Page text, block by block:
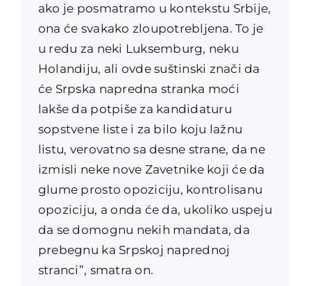
ako je posmatramo u kontekstu Srbije,
ona će svakako zloupotrebljena. To je
u redu za neki Luksemburg, neku
Holandiju, ali ovde suštinski znači da
će Srpska napredna stranka moći
lakše da potpiše za kandidaturu
sopstvene liste i za bilo koju lažnu
listu, verovatno sa desne strane, da ne
izmisli neke nove Zavetnike koji će da
glume prosto opoziciju, kontrolisanu
opoziciju, a onda će da, ukoliko uspeju
da se domognu nekih mandata, da
prebegnu ka Srpskoj naprednoj
stranci”, smatra on.